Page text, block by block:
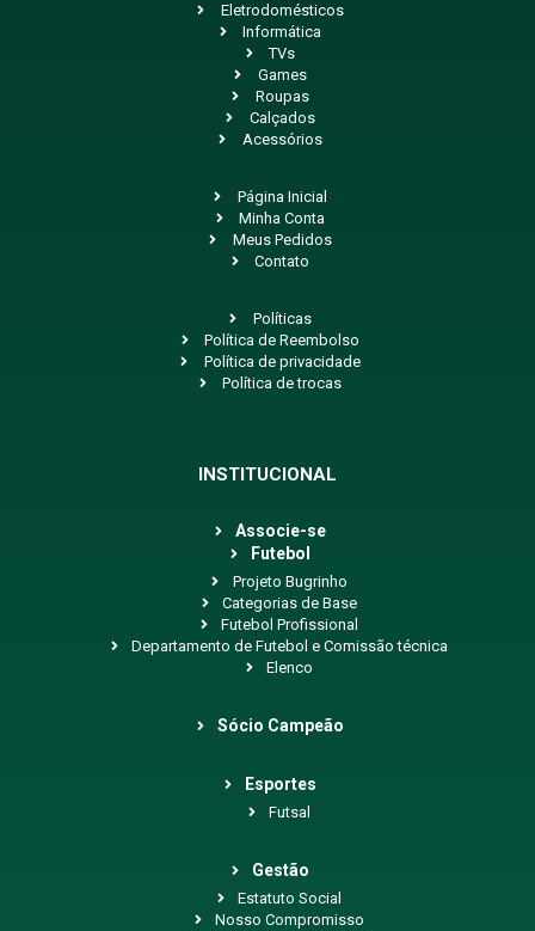
Eletrodomésticos
Informática
TVs
Games
Roupas
Calçados
Acessórios
Página Inicial
Minha Conta
Meus Pedidos
Contato
Políticas
Política de Reembolso
Política de privacidade
Política de trocas
INSTITUCIONAL
Associe-se
Futebol
Projeto Bugrinho
Categorias de Base
Futebol Profissional
Departamento de Futebol e Comissão técnica
Elenco
Sócio Campeão
Esportes
Futsal
Gestão
Estatuto Social
Nosso Compromisso